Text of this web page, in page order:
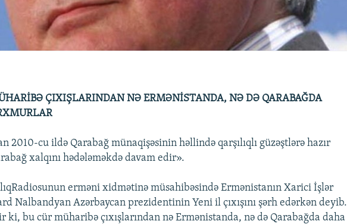
ÇIXIŞLARINDAN NƏ ERMƏNİSTANDA, NƏ DƏ QARABAĞDA
2010-cu ildə Qarabağ münaqişəsinin həllində qarşılıqlı güzəştlərə hazır
xalqını hədələməkdə davam edir».
erməni xidmətinə müsahibəsində Ermənistanın Xarici İşlər
Nalbandyan Azərbaycan prezidentinin Yeni il çıxışını şərh edərkən deyib.
ki, bu cür müharibə çıxışlarından nə Ermənistanda, nə də Qarabağda daha